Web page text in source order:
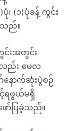
(၁)ပုံခန့် ကွင်း
သည်။
င်းအတွင်း
လည်း မေလ
နောက်ဆုံးပွဲစဉ်
ရဖွယ်မရှိ
ော်ပြခဲ့သည်။